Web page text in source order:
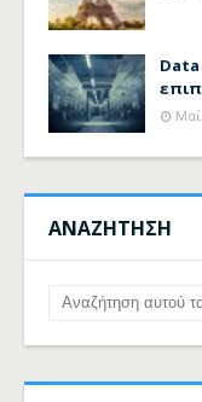
Data
ΑΝΑΖΗΤΗΣΗ